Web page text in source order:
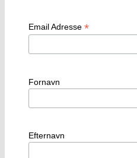
Email Adresse *
Fornavn
Efternavn